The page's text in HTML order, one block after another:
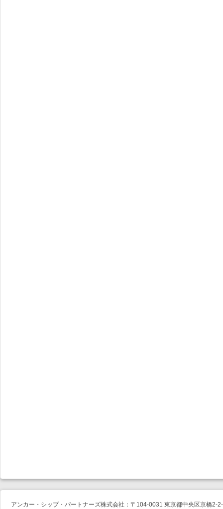
アンカー・シップ・パートナーズ株式会社：〒104-0031 東京都中央区京橋2-